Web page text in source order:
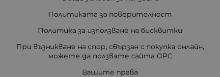
Политиката за поверителност
Политика за използване на бисквитки
При възникване на спор, свързан с покупка онлайн,
можете да ползвате сайта ОРС
Вашите права